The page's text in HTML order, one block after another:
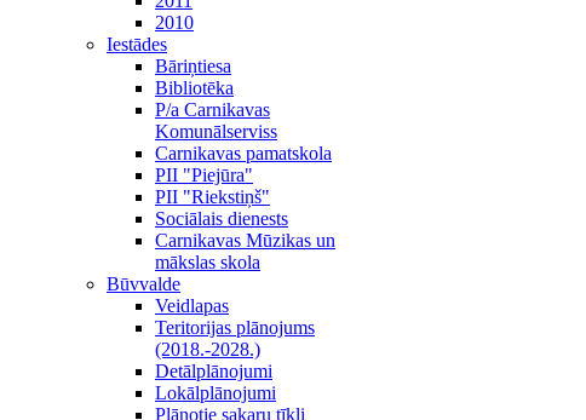
2010
Iestādes
Bāriņtiesa
Bibliotēka
P/a Carnikavas
Komunālserviss
Carnikavas pamatskola
PII "Piejūra"
PII "Riekstiņš"
Sociālais dienests
Carnikavas Mūzikas un
mākslas skola
Būvvalde
Veidlapas
Teritorijas plānojums
(2018.-2028.)
Detālplānojumi
Lokālplānojumi
Plānotie sakaru tīkli